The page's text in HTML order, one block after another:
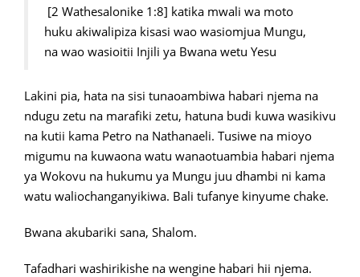
[2 Wathesalonike 1:8] katika mwali wa moto
huku akiwalipiza kisasi wao wasiomjua Mungu,
na wao wasioitii Injili ya Bwana wetu Yesu
Lakini pia, hata na sisi tunaoambiwa habari njema na
ndugu zetu na marafiki zetu, hatuna budi kuwa wasikivu
na kutii kama Petro na Nathanaeli. Tusiwe na mioyo
migumu na kuwaona watu wanaotuambia habari njema
ya Wokovu na hukumu ya Mungu juu dhambi ni kama
watu waliochanganyikiwa. Bali tufanye kinyume chake.
Bwana akubariki sana, Shalom.
Tafadhari washirikishe na wengine habari hii njema.